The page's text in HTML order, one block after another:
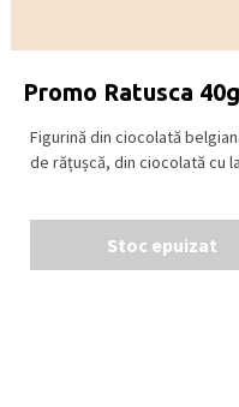
Promo Ratusca 40g
Figurină din ciocolată
de rățușcă, din ciocolată cu
Stoc epuizat